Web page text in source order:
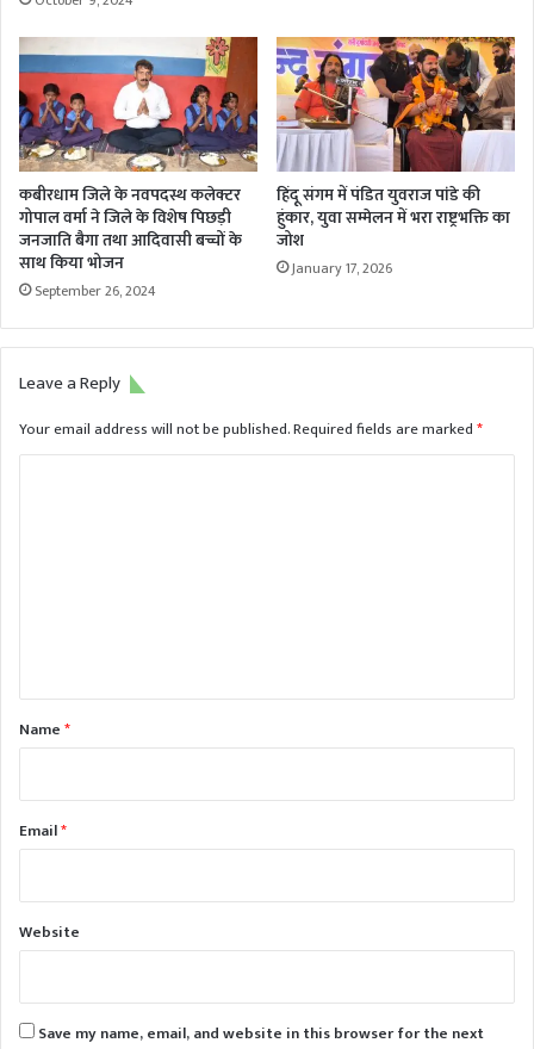
कबीरधाम जिले के नवपदस्थ कलेक्टर
गोपाल वर्मा ने जिले के विशेष पिछड़ी
जनजाति बैगा तथा आदिवासी बच्चों के
साथ किया भोजन
September 26, 2024
हिंदू संगम में पंडित युवराज पांडे की
हुंकार, युवा सम्मेलन में भरा राष्ट्रभक्ति का
जोश
January 17, 2026
Leave a Reply
Your email address will not be published.Required fields are marked*
*Name*
Email*
Website
Save my name, email, and website in this browser for the next